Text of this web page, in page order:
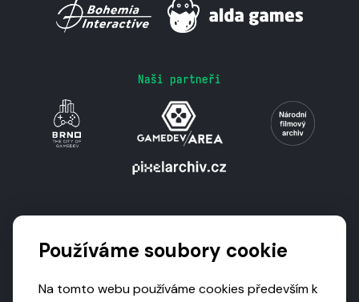
Naši partneři
Používáme soubory cookie
Na tomto webu používáme cookies především k